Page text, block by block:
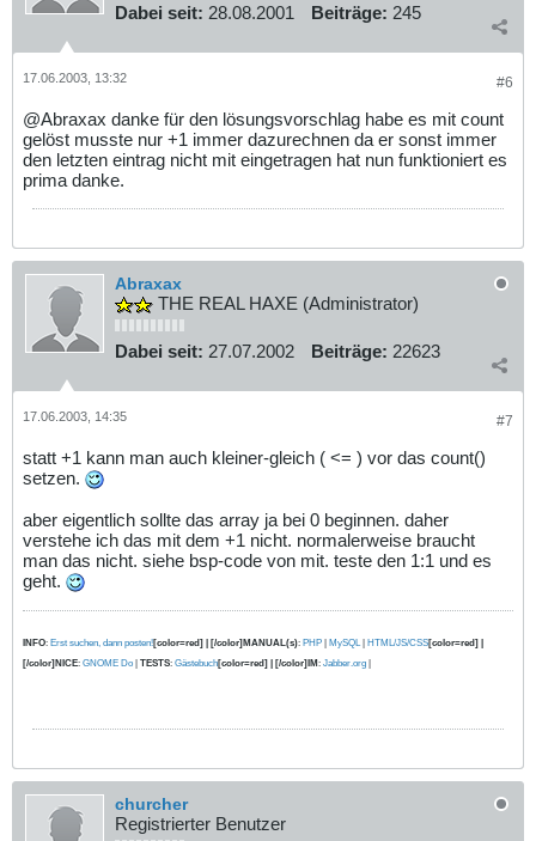
Dabei seit: 28.08.2001 Beiträge: 245
#6
17.06.2003, 13:32
@Abraxax danke für den lösungsvorschlag habe es mit count
gelöst musste nur +1 immer dazurechnen da er sonst immer
den letzten eintrag nicht mit eingetragen hat nun funktioniert es
prima danke.
Abraxax
THE REAL HAXE (Administrator)
Dabei seit: 27.07.2002 Beiträge: 22623
#7
17.06.2003, 14:35
statt +1 kann man auch kleiner-gleich ( <= ) vor das count()
setzen.
aber eigentlich sollte das array ja bei 0 beginnen. daher
verstehe ich das mit dem +1 nicht. normalerweise braucht
man das nicht. siehe bsp-code von mit. teste den 1:1 und es
geht.
INFO: Erst suchen, dann posten![color=red] | [/color]MANUAL(s): PHP MySQL| HTML/JS/CSS[color=red] |
[/color]NICE: GNOME Do TESTS: Gästebuch[color=red] | [/color]IM : Jabber.org
churcher
Registrierter Benutzer